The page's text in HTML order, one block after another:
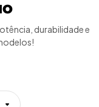
durabilidade e